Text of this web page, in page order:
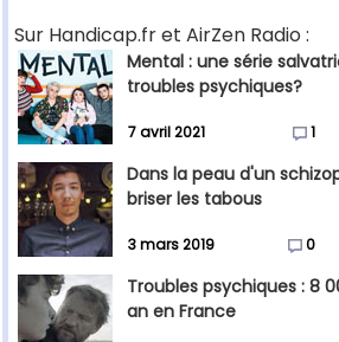
Sur Handicap.fr et AirZen Radio :
Mental : une série
troubles psychiques?
7 avril 2021 1
Dans la peau d'un
briser les tabous
3 mars 2019 0
Troubles psychiques : 8
an en France